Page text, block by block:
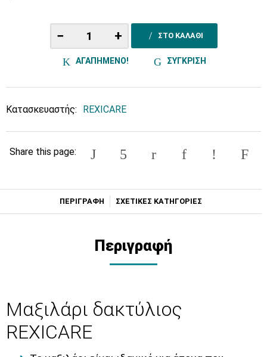
− + ΣΤΟ ΚΑΛΑΘΙ
ΑΓΑΠΗΜΕΝΟ! ΣΥΓΚΡΙΣΗ
Κατασκευαστής: REXICARE
Share this page:
ΠΕΡΙΓΡΑΦΗ ΣΧΕΤΙΚΕΣ ΚΑΤΗΓΟΡΙΕΣ
Περιγραφή
Μαξιλάρι δακτύλιος
REXICARE